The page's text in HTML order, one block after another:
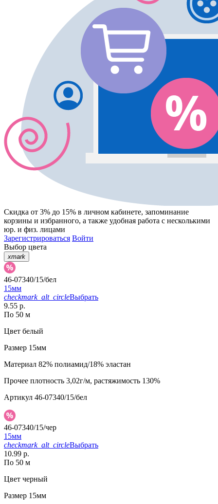
Скидка от 3% до 15% в личном кабинете, запоминание
корзины и избранного, а также удобная работа с несколькими
юр. и физ. лицами
Зарегистрироваться Войти
Выбор цвета
xmark
46-07340/15/бел
15мм
checkmark_alt_circleВыбрать
9.55 р.
По 50 м
Цвет белый
Размер 15мм
Материал 82% полиамид/18% эластан
Прочее плотность 3,02г/м, растяжимость 130%
Артикул 46-07340/15/бел
46-07340/15/чер
15мм
checkmark_alt_circleВыбрать
10.99 р.
По 50 м
Цвет черный
Размер 15мм